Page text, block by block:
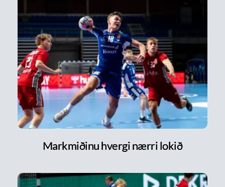
Markmiðinu hvergi nærri lokið